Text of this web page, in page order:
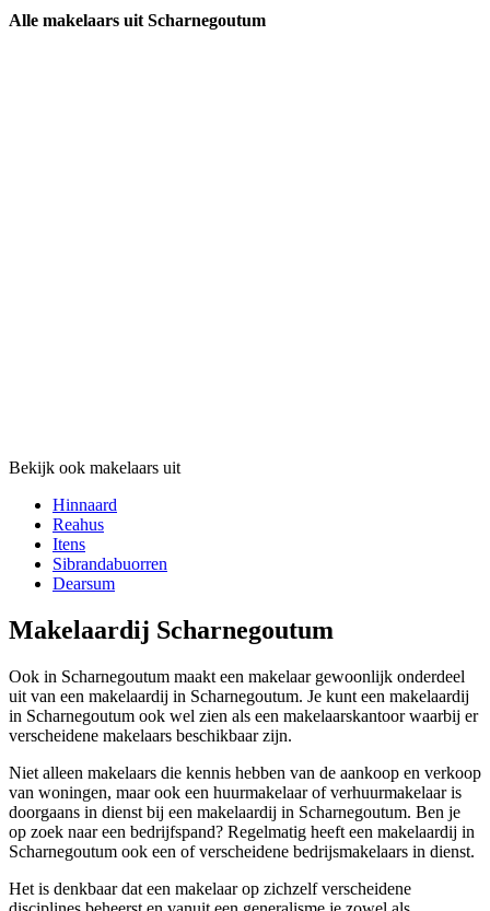
Alle makelaars uit Scharnegoutum
Bekijk ook makelaars uit
Hinnaard
Reahus
Itens
Sibrandabuorren
Dearsum
Makelaardij Scharnegoutum
Ook in Scharnegoutum maakt een makelaar gewoonlijk onderdeel
uit van een makelaardij in Scharnegoutum. Je kunt een makelaardij
in Scharnegoutum ook wel zien als een makelaarskantoor waarbij er
verscheidene makelaars beschikbaar zijn.
Niet alleen makelaars die kennis hebben van de aankoop en verkoop
van woningen, maar ook een huurmakelaar of verhuurmakelaar is
doorgaans in dienst bij een makelaardij in Scharnegoutum. Ben je
op zoek naar een bedrijfspand? Regelmatig heeft een makelaardij in
Scharnegoutum ook een of verscheidene bedrijsmakelaars in dienst.
Het is denkbaar dat een makelaar op zichzelf verscheidene